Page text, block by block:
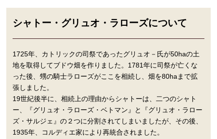
シャトー・グリュオ・ラローズについて
1725年、カトリックの司祭であったグリュオ－氏が50haの土
地を取得してブドウ畑を作りました。1781年に司祭が亡くな
った後、甥の騎士ラローズがここを相続し、畑を80haまで拡
張しました。
19世紀後半に、相続上の理由からシャトーは、二つのシャト
ー、『グリュオ・ラローズ・ベトマン』と『グリュオ・ラロー
ズ・サルジェ』の２つに分割されてしまいましたが、その後、
1935年、コルディエ家により再統合されました。